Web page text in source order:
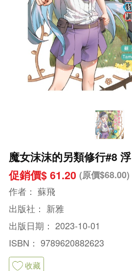
魔女沫沫的另類修行#8
促銷價$ 61.20 (原價$68.00)
作者： 蘇飛
出版社： 新雅
出版日期： 2023-10-01
ISBN： 9789620882623
收藏